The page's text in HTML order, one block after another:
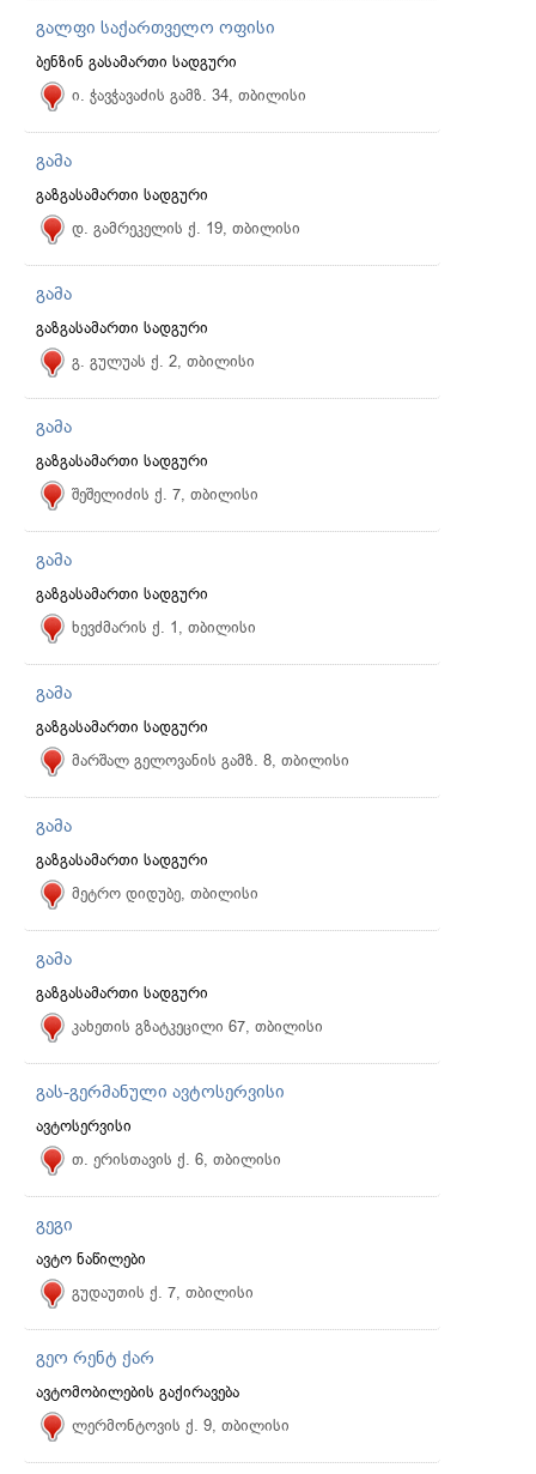
გალფი საქართველო ოფისი
ბენზინ გასამართი სადგური
ი. ჭავჭავაძის გამზ. 34, თბილისი
გამა
გაზგასამართი სადგური
დ. გამრეკელის ქ. 19, თბილისი
გამა
გაზგასამართი სადგური
გ. გულუას ქ. 2, თბილისი
გამა
გაზგასამართი სადგური
შეშელიძის ქ. 7, თბილისი
გამა
გაზგასამართი სადგური
ხევძმარის ქ. 1, თბილისი
გამა
გაზგასამართი სადგური
მარშალ გელოვანის გამზ. 8, თბილისი
გამა
გაზგასამართი სადგური
მეტრო დიდუბე, თბილისი
გამა
გაზგასამართი სადგური
კახეთის გზატკეცილი 67, თბილისი
გას-გერმანული ავტოსერვისი
ავტოსერვისი
თ. ერისთავის ქ. 6, თბილისი
გეგი
ავტო ნაწილები
გუდაუთის ქ. 7, თბილისი
გეო რენტ ქარ
ავტომობილების გაქირავება
ლერმონტოვის ქ. 9, თბილისი